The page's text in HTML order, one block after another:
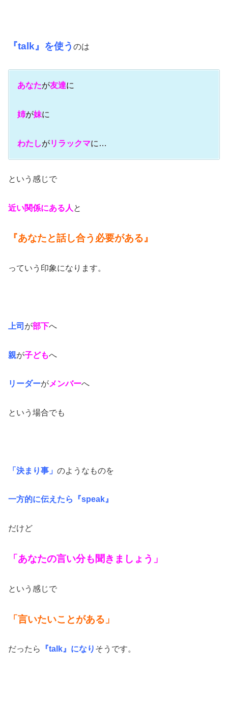
『talk』を使う のは
あなたが友達に
姉が妹に
わたしがリラックマに…
という感じで
近い関係にある人 と
『あなたと話し合う必要がある』
っていう印象になります。
上司 が部下へ
親が子どもへ
リーダーがメンバーへ
という場合でも
「決まり事」 のようなものを
一方的に伝えたら『speak』
だけど
「あなたの言い分も聞きましょう」
という感じで
「言いたいことがある」
だったら 『talk』になり そうです。